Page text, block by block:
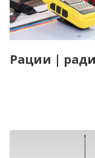
Рации |